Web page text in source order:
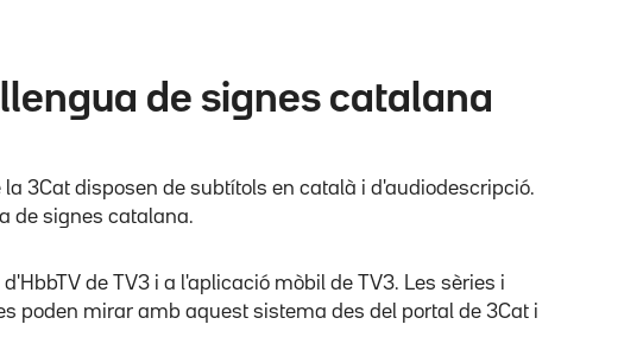
de signes catalana
3Cat disposen de subtítols en català i d'audiodescripció.
de signes catalana.
de TV3 i a l'aplicació mòbil de TV3. Les sèries i
poden mirar amb aquest sistema des del portal de 3Cat i